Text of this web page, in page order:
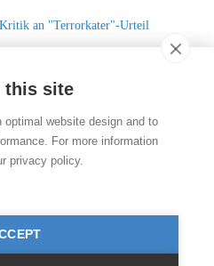
an "Terrorkater"-Urteil
"Gefährlicher" Kater: 480
werden.
CHF
this site
website design and to
For more information
privacy policy.